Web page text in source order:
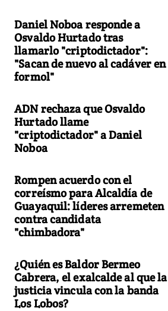
Daniel Noboa responde a
Osvaldo Hurtado tras
llamarlo "criptodictador":
"Sacan de nuevo al cadáver en
formol"
ADN rechaza que Osvaldo
Hurtado llame
"criptodictador" a Daniel
Noboa
Rompen acuerdo con el
correísmo para Alcaldía de
Guayaquil: líderes arremeten
contra candidata
"chimbadora"
¿Quién es Baldor Bermeo
Cabrera, el exalcalde al que la
justicia vincula con la banda
Los Lobos?